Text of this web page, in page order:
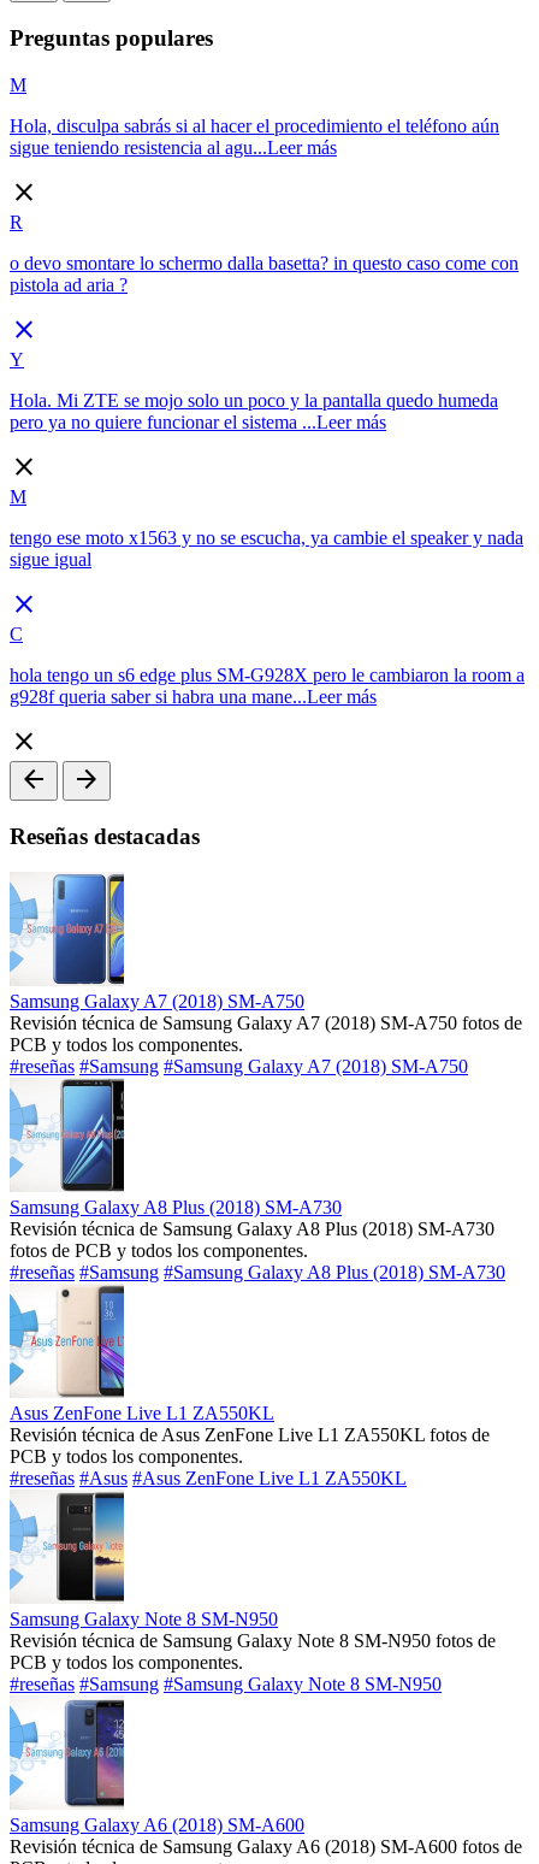
Preguntas populares
M
Hola, disculpa sabrás si al hacer el procedimiento el teléfono aún
sigue teniendo resistencia al agu...Leer más
close
R
o devo smontare lo schermo dalla basetta? in questo caso come con
pistola ad aria ?
close
Y
Hola. Mi ZTE se mojo solo un poco y la pantalla quedo humeda
pero ya no quiere funcionar el sistema ...Leer más
close
M
tengo ese moto x1563 y no se escucha, ya cambie el speaker y nada
sigue igual
close
C
hola tengo un s6 edge plus SM-G928X pero le cambiaron la room a
g928f queria saber si habra una mane...Leer más
close
arrow_back
arrow_forward
Reseñas destacadas
Samsung Galaxy A7 (2018) SM-A750
Revisión técnica de Samsung Galaxy A7 (2018) SM-A750 fotos de
PCB y todos los componentes.
#reseñas #Samsung #Samsung Galaxy A7 (2018) SM-A750
Samsung Galaxy A8 Plus (2018) SM-A730
Revisión técnica de Samsung Galaxy A8 Plus (2018) SM-A730
fotos de PCB y todos los componentes.
#reseñas #Samsung #Samsung Galaxy A8 Plus (2018) SM-A730
Asus ZenFone Live L1 ZA550KL
Revisión técnica de Asus ZenFone Live L1 ZA550KL fotos de
PCB y todos los componentes.
#reseñas #Asus #Asus ZenFone Live L1 ZA550KL
Samsung Galaxy Note 8 SM-N950
Revisión técnica de Samsung Galaxy Note 8 SM-N950 fotos de
PCB y todos los componentes.
#reseñas #Samsung #Samsung Galaxy Note 8 SM-N950
Samsung Galaxy A6 (2018) SM-A600
Revisión técnica de Samsung Galaxy A6 (2018) SM-A600 fotos de